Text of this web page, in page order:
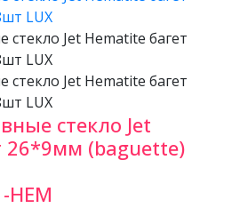
стекло Jet
26*9мм (baguette)
HEM